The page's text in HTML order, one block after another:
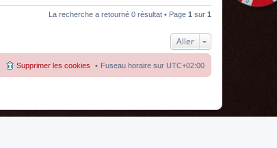
La recherche a retourné 0 résultat • Page 1 sur 1
Aller
Fuseau horaire sur UTC+02:00
Supprimer les cookies